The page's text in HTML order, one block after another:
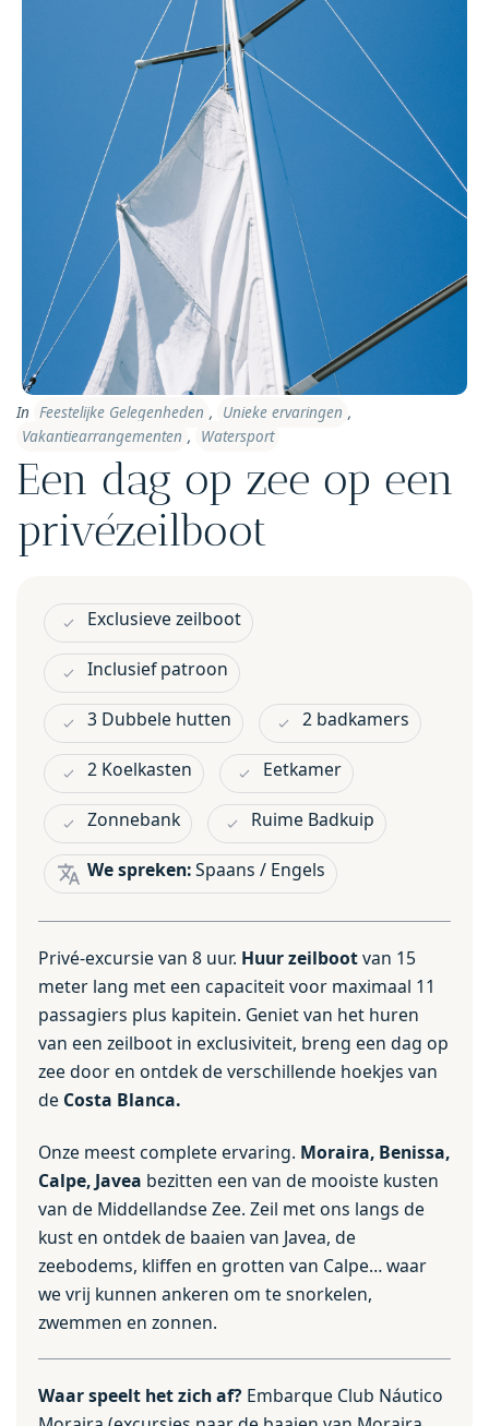
In Feestelijke Gelegenheden , Unieke ervaringen ,
Vakantiearrangementen , Watersport
Een dag op zee op een
privézeilboot
Exclusieve zeilboot
Inclusief patroon
3 Dubbele hutten 2 badkamers
2 Koelkasten Eetkamer
Zonnebank Ruime Badkuip
We spreken:Spaans / Engels
Privé-excursie van 8 uur. Huur zeilbootvan 15
meter lang met een capaciteit voor maximaal 11
passagiers plus kapitein. Geniet van het huren
van een zeilboot in exclusiviteit, breng een dag op
zee door en ontdek de verschillende hoekjes van
de Costa Blanca.
Onze meest complete ervaring. Moraira, Benissa,
Calpe, Javea bezitten een van de mooiste kusten
van de Middellandse Zee. Zeil met ons langs de
kust en ontdek de baaien van Javea, de
zeebodems, kliffen en grotten van Calpe… waar
we vrij kunnen ankeren om te snorkelen,
zwemmen en zonnen.
Waar speelt het zich af? Embarque Club Náutico